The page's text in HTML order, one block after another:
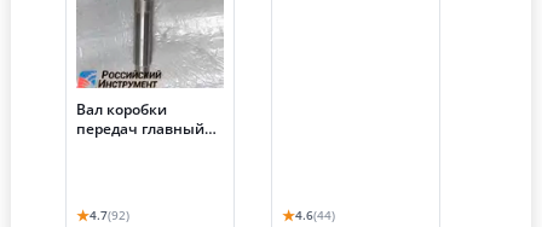
Вал коробки
передач главный
мм)
★4.7(92) ★4.6(44)